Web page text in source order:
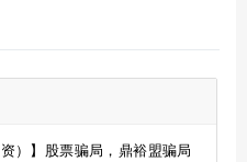
）】股票骗局，鼎裕盟骗局